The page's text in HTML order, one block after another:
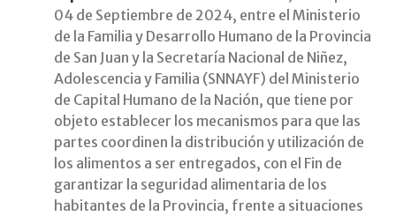
04 de Septiembre de 2024, entre el Ministerio
de la Familia y Desarrollo Humano de la Provincia
de San Juan y la Secretaría Nacional de Niñez,
Adolescencia y Familia (SNNAYF) del Ministerio
de Capital Humano de la Nación, que tiene por
objeto establecer los mecanismos para que las
partes coordinen la distribución y utilización de
los alimentos a ser entregados, con el Fin de
garantizar la seguridad alimentaria de los
habitantes de la Provincia, frente a situaciones